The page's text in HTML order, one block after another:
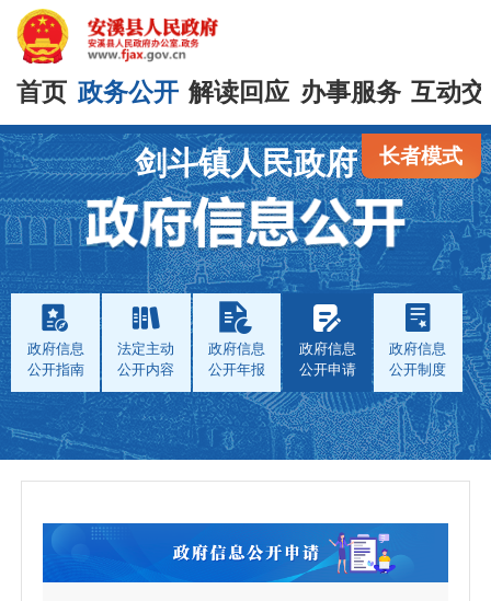
首页 政务公开 解读回应 办事服务 互动
长者模式
剑斗镇人民政府
政府信息
公开指南
法定主动
公开内容
政府信息
公开年报
政府信息
公开申请
政府信息
公开制度